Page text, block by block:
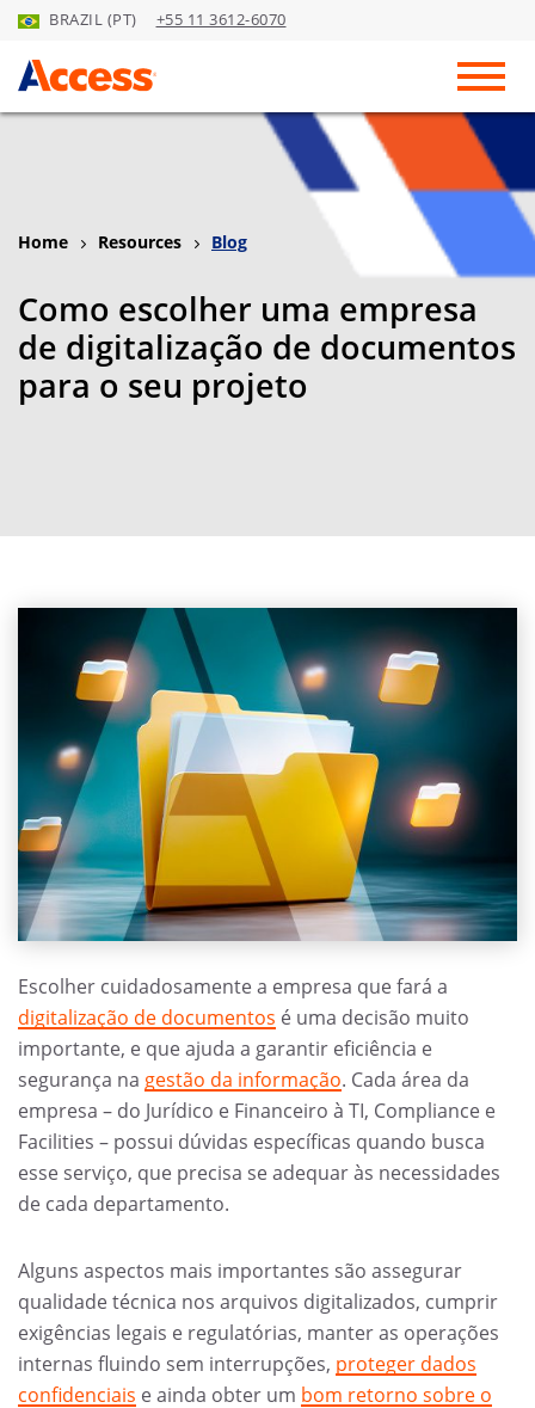
Skip to Main Content
BRAZIL (PT) +55 11 3612-6070
Home Resources Blog
Como escolher uma empresa
de digitalização de documentos
para o seu projeto
Escolher cuidadosamente a empresa que fará a
digitalização de documentos é uma decisão muito
importante, e que ajuda a garantir eficiência e
segurança na gestão da informação. Cada área da
empresa – do Jurídico e Financeiro à TI, Compliance e
Facilities – possui dúvidas específicas quando busca
esse serviço, que precisa se adequar às necessidades
de cada departamento.
Alguns aspectos mais importantes são assegurar
qualidade técnica nos arquivos digitalizados, cumprir
exigências legais e regulatórias, manter as operações
internas fluindo sem interrupções, proteger dados
confidenciais e ainda obter um bom retorno sobre o